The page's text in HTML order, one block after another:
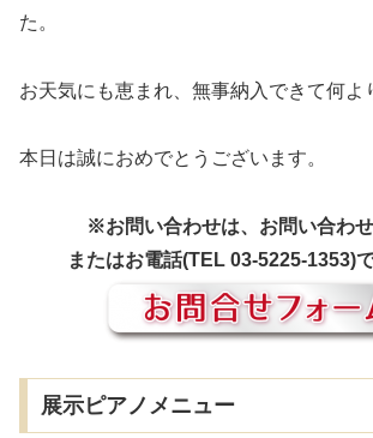
た。
お天気にも恵まれ、無事納入できて何よ
本日は誠におめでとうございます。
※お問い合わせは、お問い合わ
またはお電話(TEL 03-5225-1353)で
展示ピアノメニュー